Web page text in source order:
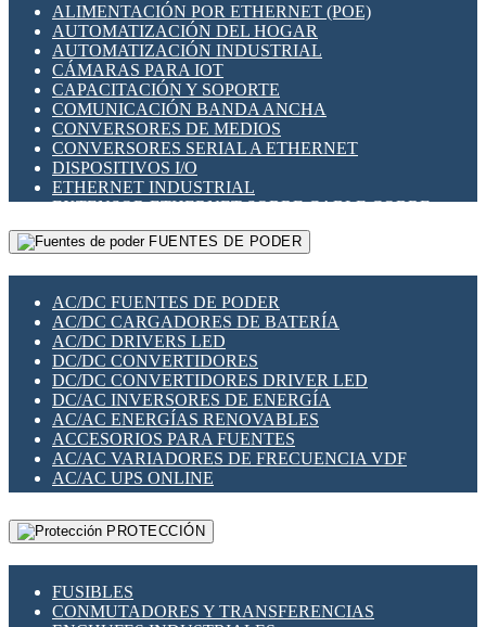
SENSORES INDUCTIVOS
TEMPORIZADORES
VARIACS
VARIADORES DE FRECUENCIA [VDF]
SECCIONADORES - INTERRUPTORES
MAQUINARIA
HERRAMIENTAS VARIAS
ILUMINACIÓN LED
INTERRUPTORES REED
INTERFACES DE RELÉ
OTROS RELÉS
PROTECCIÓN TÉRMICA
RELÉS AUTOMOTRICES
RELÉS DE SEÑAL
RELÉS DE ESTADO SÓLIDO SSR
RELÉS INDUSTRIALES
RELÉS MINIATURA DE POTENCIA
SENSORES MAGNÉTICOS
SWITCH Y MICROSWITCH
TARJETAS PI
UNIÓN Y DERIVACIÓN DE CABLE
ALIMENTACIÓN POR ETHERNET (POE)
AUTOMATIZACIÓN DEL HOGAR
AUTOMATIZACIÓN INDUSTRIAL
CÁMARAS PARA IOT
CAPACITACIÓN Y SOPORTE
COMUNICACIÓN BANDA ANCHA
CONVERSORES DE MEDIOS
CONVERSORES SERIAL A ETHERNET
DISPOSITIVOS I/O
ETHERNET INDUSTRIAL
EXTENSOR ETHERNET SOBRE CABLE COBRE
GATEWAY LORAWAN
GESTIÓN DE REDES
PLACAS MODULARES IOT
SWITCHES Y REDES WIFI
SOLUCIONES IOT
SOLUCIONES LORAWAN
SOLUCIONES RED CELULAR
SEGURIDAD PARA REDES
SWITCHES LAN
TELEFONÍA IP (VOIP)
VIGILANCIA IP (CCTV)
MESHTASTIC
FUENTES DE PODER
AC/DC FUENTES DE PODER
AC/DC CARGADORES DE BATERÍA
AC/DC DRIVERS LED
DC/DC CONVERTIDORES
DC/DC CONVERTIDORES DRIVER LED
DC/AC INVERSORES DE ENERGÍA
AC/AC ENERGÍAS RENOVABLES
ACCESORIOS PARA FUENTES
AC/AC VARIADORES DE FRECUENCIA VDF
AC/AC UPS ONLINE
PROTECCIÓN
FUSIBLES
CONMUTADORES Y TRANSFERENCIAS